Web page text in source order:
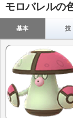
モロバレルの
基本 技